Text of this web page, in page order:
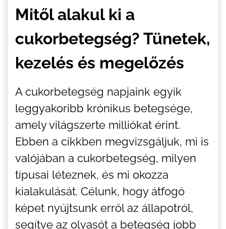
Mitől alakul ki a
cukorbetegség? Tünetek,
kezelés és megelőzés
A cukorbetegség napjaink egyik
leggyakoribb krónikus betegsége,
amely világszerte milliókat érint.
Ebben a cikkben megvizsgáljuk, mi is
valójában a cukorbetegség, milyen
típusai léteznek, és mi okozza
kialakulását. Célunk, hogy átfogó
képet nyújtsunk erről az állapotról,
segítve az olvasót a betegség jobb